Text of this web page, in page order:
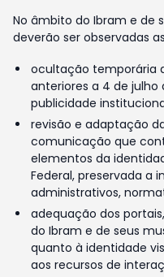
No âmbito do Ibram e de
deverão ser observadas
ocultação temporária
anteriores a 4 de
publicidade
revisão e adaptação
comunicação que
elementos da
Federal, preservada a
administrativos,
adequação dos
do Ibram e de seus
quanto à identidade
aos recursos de